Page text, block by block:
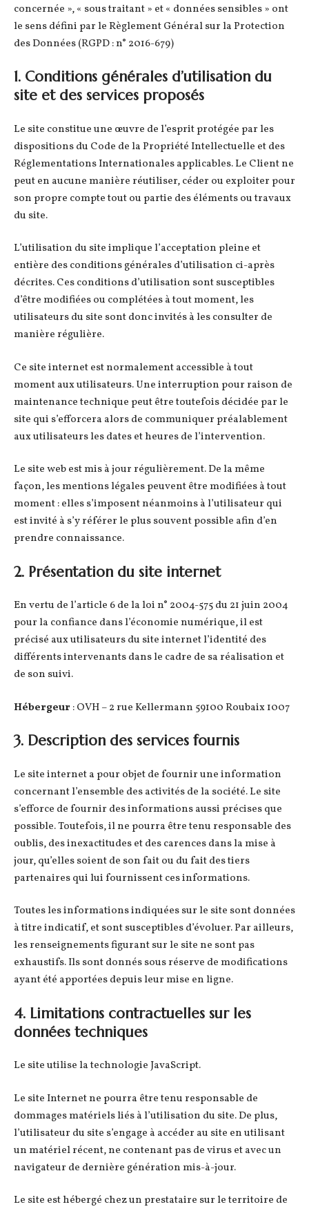
concernée », « sous traitant » et « données sensibles » ont
le sens défini par le Règlement Général sur la Protection
des Données (RGPD : n° 2016-679)
1. Conditions générales d’utilisation du
site et des services proposés
Le site constitue une œuvre de l’esprit protégée par les
dispositions du Code de la Propriété Intellectuelle et des
Réglementations Internationales applicables. Le Client ne
peut en aucune manière réutiliser, céder ou exploiter pour
son propre compte tout ou partie des éléments ou travaux
du site.
L’utilisation du site implique l’acceptation pleine et
entière des conditions générales d’utilisation ci-après
décrites. Ces conditions d’utilisation sont susceptibles
d’être modifiées ou complétées à tout moment, les
utilisateurs du site sont donc invités à les consulter de
manière régulière.
Ce site internet est normalement accessible à tout
moment aux utilisateurs. Une interruption pour raison de
maintenance technique peut être toutefois décidée par le
site qui s’efforcera alors de communiquer préalablement
aux utilisateurs les dates et heures de l’intervention.
Le site web est mis à jour régulièrement. De la même
façon, les mentions légales peuvent être modifiées à tout
moment : elles s’imposent néanmoins à l’utilisateur qui
est invité à s’y référer le plus souvent possible afin d’en
prendre connaissance.
2. Présentation du site internet
En vertu de l’article 6 de la loi n° 2004-575 du 21 juin 2004
pour la confiance dans l’économie numérique, il est
précisé aux utilisateurs du site internet l’identité des
différents intervenants dans le cadre de sa réalisation et
de son suivi.
Hébergeur : OVH – 2 rue Kellermann 59100 Roubaix 1007
3. Description des services fournis
Le site internet a pour objet de fournir une information
concernant l’ensemble des activités de la société. Le site
s’efforce de fournir des informations aussi précises que
possible. Toutefois, il ne pourra être tenu responsable des
oublis, des inexactitudes et des carences dans la mise à
jour, qu’elles soient de son fait ou du fait des tiers
partenaires qui lui fournissent ces informations.
Toutes les informations indiquées sur le site sont données
à titre indicatif, et sont susceptibles d’évoluer. Par ailleurs,
les renseignements figurant sur le site ne sont pas
exhaustifs. Ils sont donnés sous réserve de modifications
ayant été apportées depuis leur mise en ligne.
4. Limitations contractuelles sur les
données techniques
Le site utilise la technologie JavaScript.
Le site Internet ne pourra être tenu responsable de
dommages matériels liés à l’utilisation du site. De plus,
l’utilisateur du site s’engage à accéder au site en utilisant
un matériel récent, ne contenant pas de virus et avec un
navigateur de dernière génération mis-à-jour.
Le site est hébergé chez un prestataire sur le territoire de